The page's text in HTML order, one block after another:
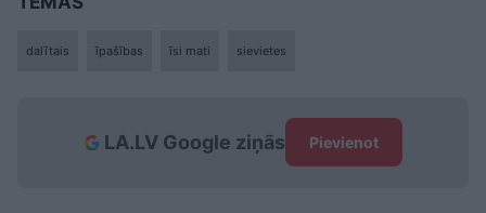
dalītais īpašības īsi mati sievietes
LA.LV Google ziņās Pievienot